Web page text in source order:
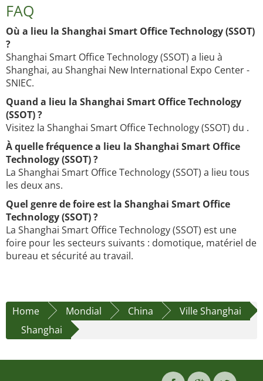
FAQ
Où a lieu la Shanghai Smart Office Technology (SSOT)
?
Shanghai Smart Office Technology (SSOT) a lieu à
Shanghai, au Shanghai New International Expo Center -
SNIEC.
Quand a lieu la Shanghai Smart Office Technology
(SSOT) ?
Visitez la Shanghai Smart Office Technology (SSOT) du .
À quelle fréquence a lieu la Shanghai Smart Office
Technology (SSOT) ?
La Shanghai Smart Office Technology (SSOT) a lieu tous
les deux ans.
Quel genre de foire est la Shanghai Smart Office
Technology (SSOT) ?
La Shanghai Smart Office Technology (SSOT) est une
foire pour les secteurs suivants : domotique, matériel de
bureau et sécurité au travail.
Home Mondial China
Ville Shanghai
Shanghai